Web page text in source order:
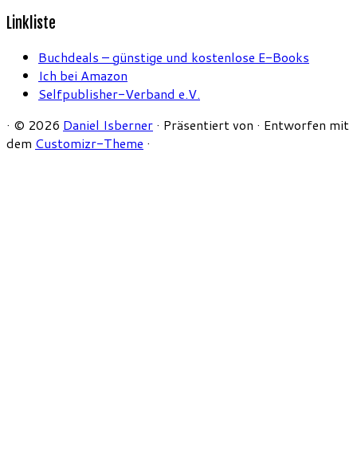
Linkliste
Buchdeals – günstige und kostenlose E-Books
Ich bei Amazon
Selfpublisher-Verband e.V.
· © 2026 Daniel Isberner · Präsentiert von · Entworfen mit
dem Customizr-Theme ·